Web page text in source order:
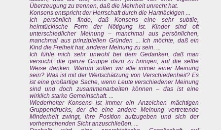
Überzeugung zu trennen, daß die Mehrheit unrecht hat.
Konsens entspricht der Herrschaft durch die Hartnäckigen ...
Ich persönlich finde, daß Konsens eine sehr subtile,
heimtückische Form der Nötigung ist. Kinder sind oft
unterschiedlicher Meinung – manchmal aus persönlichen,
manchmal aus prinzipiellen Gründen ... Ich möchte, daß ein
Kind die Freiheit hat, anderer Meinung zu sein. ...
Ich fühle mich sehr unwohl bei dem Gedanken, daß man
versucht, die ganze Gruppe dazu zu bringen, auf die selbe
Weise denken. Warum sollen wir alle immer einer Meinung
sein? Was ist mit der Wertschätzung von Verschiedenheit? Es
ist eine großartige Sache, wenn Leute verschiedener Meinung
sind und doch zusammenarbeiten können – das ist eine
wirklich starke Gemeinschaft. ...
Wiederholter Konsens ist immer ein Anzeichen mächtigen
Gruppendrucks, der die eine andere Meinung vertretende
Minderheit zwingt, ihre Position aufzugeben und sich der
vorherrschenden Sicht anzuschließen. ...